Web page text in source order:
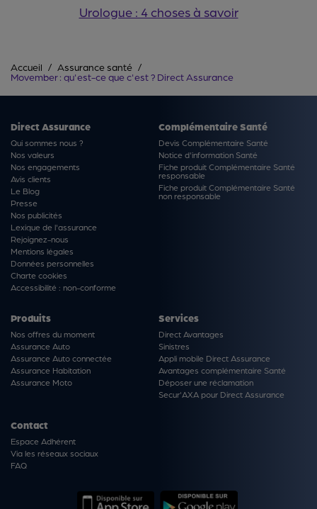
Urologue : 4 choses à savoir
Accueil
Assurance santé
Movember : qu'est-ce que c'est ? Direct Assurance
Direct Assurance
Qui sommes nous ?
Nos valeurs
Nos engagements
Avis clients
Le Blog
Presse
Nos publicités
Lexique de l'assurance
Rejoignez-nous
Mentions légales
Données personnelles
Charte cookies
Accessibilité : non-conforme
Complémentaire Santé
Devis Complémentaire Santé
Notice d'information Santé
Fiche produit Complémentaire Santé
responsable
Fiche produit Complémentaire Santé
non responsable
Produits
Nos offres du moment
Assurance Auto
Assurance Auto connectée
Assurance Habitation
Assurance Moto
Services
Direct Avantages
Sinistres
Appli mobile Direct Assurance
Avantages complémentaire Santé
Déposer une réclamation
Secur'AXA pour Direct Assurance
Contact
Espace Adhérent
Via les réseaux sociaux
FAQ